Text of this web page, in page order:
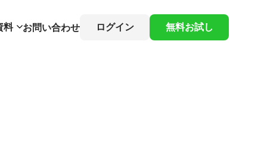
料 お問い合わせ ログイン 無料お試し